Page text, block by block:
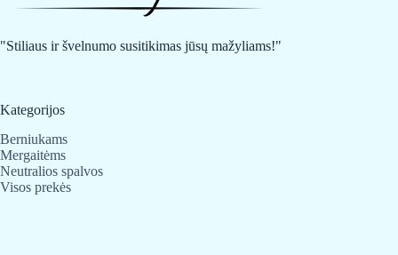
be
on
"Stiliaus ir švelnumo susitikimas jūsų mažyliams!"
Kategorijos
Berniukams
Mergaitėms
Neutralios spalvos
Visos prekės